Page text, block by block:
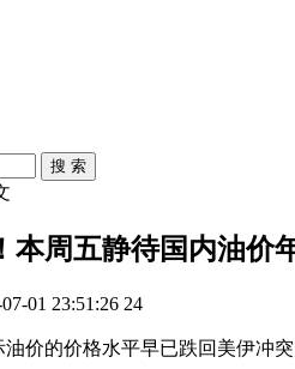
搜 索
本周五静待国内油价
01 23:51:26 24
油价的价格水平早已跌回美伊冲